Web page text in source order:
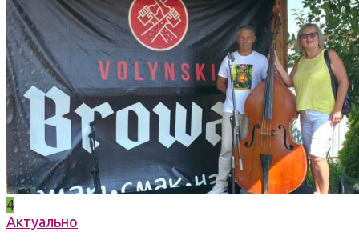
4
Актуально